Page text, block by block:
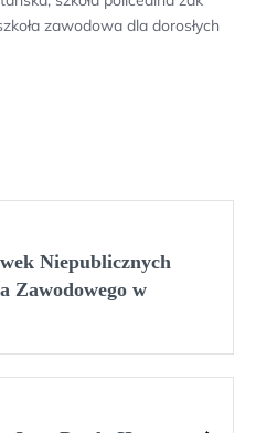
zawodowa dla dorosłych
Niepublicznych
Zawodowego w